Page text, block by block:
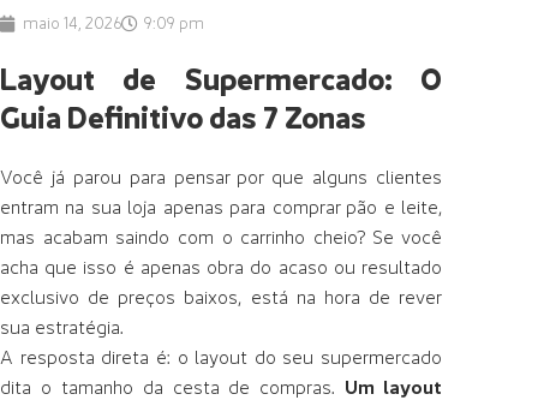
maio 14, 2026 9:09 pm
Layout de Supermercado: O
Guia Definitivo das 7 Zonas
Você já parou para pensar por que alguns clientes
entram na sua loja apenas para comprar pão e leite,
mas acabam saindo com o carrinho cheio? Se você
acha que isso é apenas obra do acaso ou resultado
exclusivo de preços baixos, está na hora de rever
sua estratégia.
A resposta direta é: o layout do seu supermercado
dita o tamanho da cesta de compras. Um layout